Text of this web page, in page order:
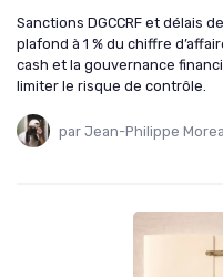
Sanctions DGCCRF et délais
plafond à 1 % du chiffre
cash et la gouvernance
limiter le risque de contrôle.
par Jean-Philippe